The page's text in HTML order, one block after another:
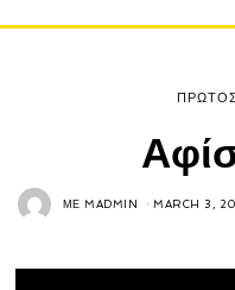
ΜΕMADMIN MARCH 3,